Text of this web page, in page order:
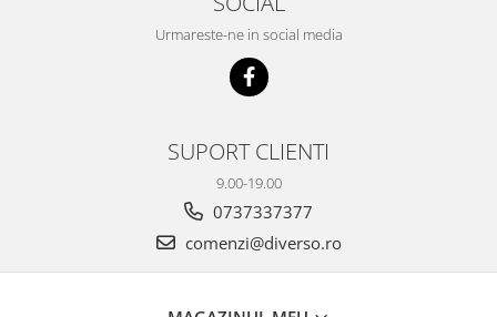
Urmareste-ne in social media
SUPORT CLIENTI
9.00-19.00
0737337377
comenzi@diverso.ro